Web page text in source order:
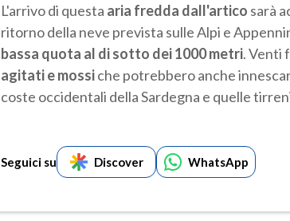
L'arrivo di questa aria fredda dall'artico sarà
ritorno della neve prevista sulle Alpi e
bassa quota al di sotto dei 1000 metri. Venti
agitati e mossiche potrebbero anche
coste occidentali della Sardegna e quelle
Seguici su Discover WhatsApp